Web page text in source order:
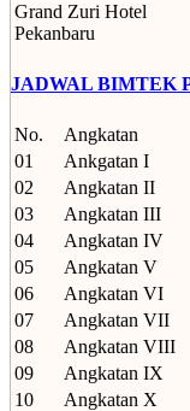
Grand Zuri Hotel
Pekanbaru
JADWAL BIMTEK
No. Angkatan
01
Ankgatan I
02
Angkatan II
03
Angkatan III
04
Angkatan IV
05
Angkatan V
06
Angkatan VI
07
Angkatan VII
08
Angkatan VIII
09
Angkatan IX
10
Angkatan X